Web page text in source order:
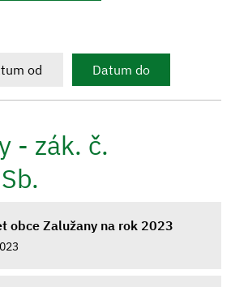
od Datum do
- zák. č.
obce Zalužany na rok 2023